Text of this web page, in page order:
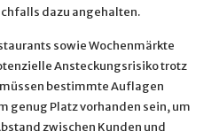
dazu angehalten.
sowie Wochenmärkte
Ansteckungsrisiko trotz
bestimmte Auflagen
genug Platz vorhanden sein, um
zwischen Kunden und